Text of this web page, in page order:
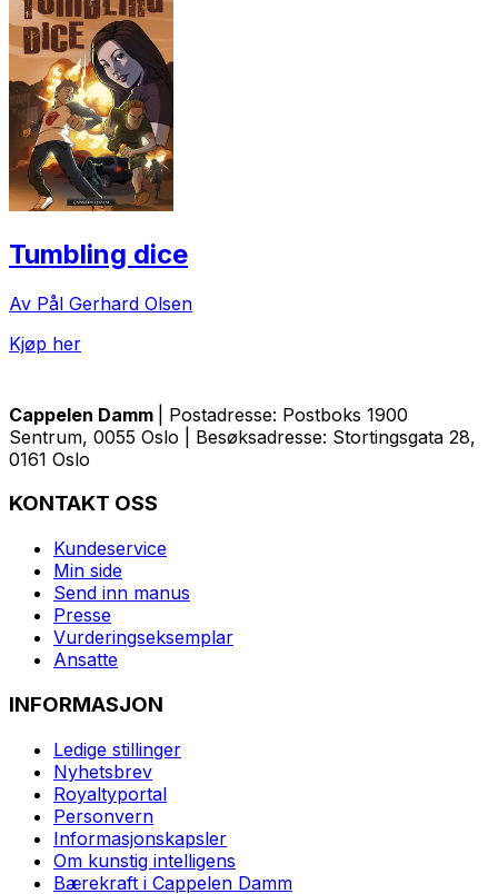
Tumbling dice
Av Pål Gerhard Olsen
Kjøp her
Cappelen Damm
| Postadresse: Postboks 1900
Sentrum, 0055 Oslo | Besøksadresse: Stortingsgata 28,
0161 Oslo
KONTAKT OSS
Kundeservice
Min side
Send inn manus
Presse
Vurderingseksemplar
Ansatte
INFORMASJON
Ledige stillinger
Nyhetsbrev
Royaltyportal
Personvern
Informasjonskapsler
Om kunstig intelligens
Bærekraft i Cappelen Damm